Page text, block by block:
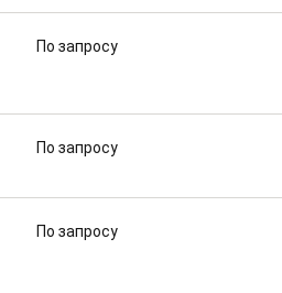
По запросу
По запросу
По запросу